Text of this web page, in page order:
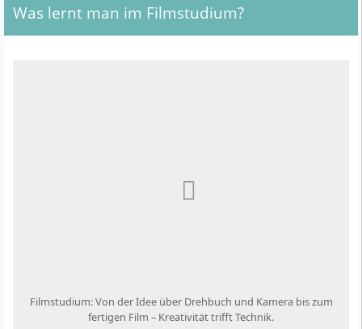
Was lernt man im Filmstudium?
Filmstudium: Von der Idee über Drehbuch und Kamera bis zum
fertigen Film – Kreativität trifft Technik.